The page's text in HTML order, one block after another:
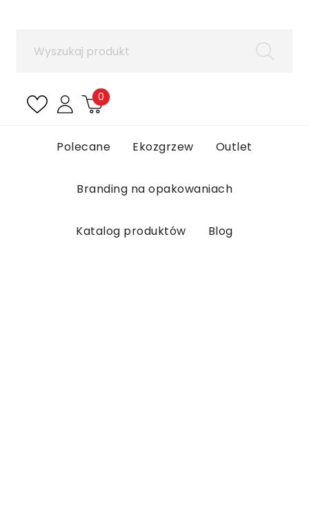
0
Polecane Ekozgrzew Outlet
Branding na opakowaniach
Katalog produktów Blog
Aby zapisać produkty na liście ulubionych, musisz
Anuluj Zaloguj się